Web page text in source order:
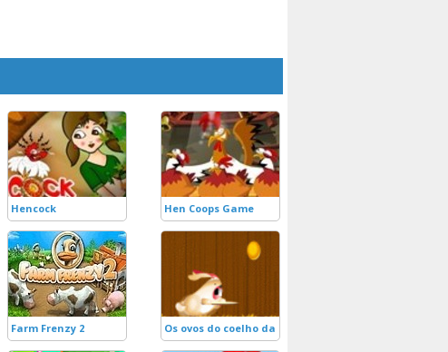
Hencock Hen Coops Game
Farm Frenzy 2 Os ovos do coelho da páscoa!